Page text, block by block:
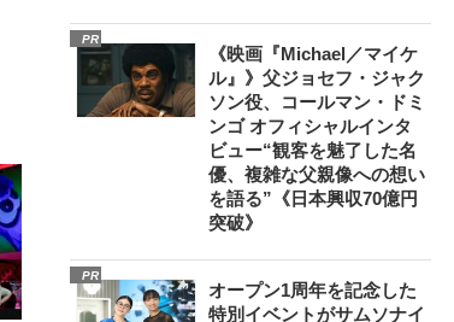
PR
《映画『Michael／マイケ
ル』》父ジョセフ・ジャク
ソン役、コールマン・ドミ
ンゴ オフィシャルインタ
ビュー“観客を魅了した名
優、複雑な父親像への想い
を語る”《日本興収70億円
突破》
PR
オープン1周年を記念した
特別イベントがサムソナイ